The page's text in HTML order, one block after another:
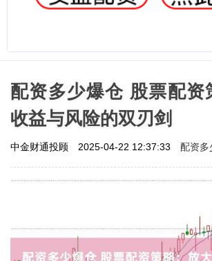
配资多少爆仓 股票配资
收益与风险的双刃剑
中金财通投顾 2025-04-22 12:37:33 配资多